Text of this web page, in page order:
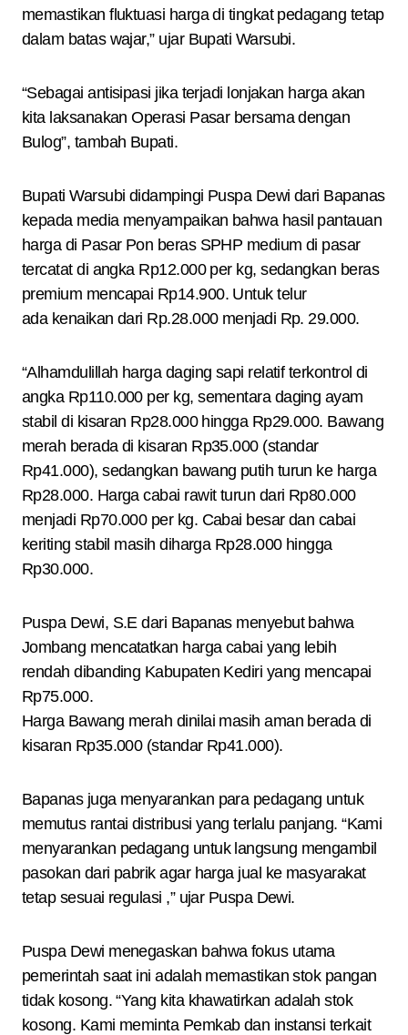
memastikan fluktuasi harga di tingkat pedagang tetap
dalam batas wajar,” ujar Bupati Warsubi.
“Sebagai antisipasi jika terjadi lonjakan harga akan
kita laksanakan Operasi Pasar bersama dengan
Bulog”, tambah Bupati.
Bupati Warsubi didampingi Puspa Dewi dari Bapanas
kepada media menyampaikan bahwa hasil pantauan
harga di Pasar Pon beras SPHP medium di pasar
tercatat di angka Rp12.000 per kg, sedangkan beras
premium mencapai Rp14.900. Untuk telur
ada kenaikan dari Rp.28.000 menjadi Rp. 29.000.
“Alhamdulillah harga daging sapi relatif terkontrol di
angka Rp110.000 per kg, sementara daging ayam
stabil di kisaran Rp28.000 hingga Rp29.000. Bawang
merah berada di kisaran Rp35.000 (standar
Rp41.000), sedangkan bawang putih turun ke harga
Rp28.000. Harga cabai rawit turun dari Rp80.000
menjadi Rp70.000 per kg. Cabai besar dan cabai
keriting stabil masih diharga Rp28.000 hingga
Rp30.000.
Puspa Dewi, S.E dari Bapanas menyebut bahwa
Jombang mencatatkan harga cabai yang lebih
rendah dibanding Kabupaten Kediri yang mencapai
Rp75.000.
Harga Bawang merah dinilai masih aman berada di
kisaran Rp35.000 (standar Rp41.000).
Bapanas juga menyarankan para pedagang untuk
memutus rantai distribusi yang terlalu panjang. “Kami
menyarankan pedagang untuk langsung mengambil
pasokan dari pabrik agar harga jual ke masyarakat
tetap sesuai regulasi ,” ujar Puspa Dewi.
Puspa Dewi menegaskan bahwa fokus utama
pemerintah saat ini adalah memastikan stok pangan
tidak kosong. “Yang kita khawatirkan adalah stok
kosong. Kami meminta Pemkab dan instansi terkait